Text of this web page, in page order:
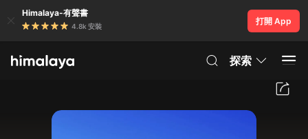
Himalaya-有聲書
4.8k 安裝
打開 App
探索